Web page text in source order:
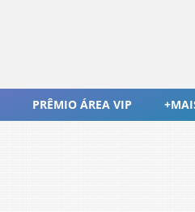
PRÊMIO ÁREA VIP